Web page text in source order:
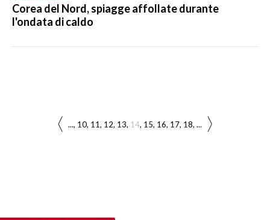
Corea del Nord, spiagge affollate durante
l'ondata di caldo
... 10 11 12 13 14 15 16 17 18 ...